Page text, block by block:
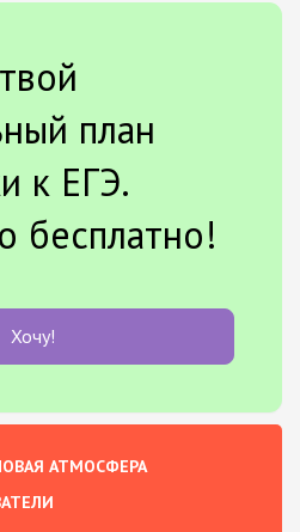
план
к ЕГЭ.
бесплатно!
Хочу!
АТМОСФЕРА